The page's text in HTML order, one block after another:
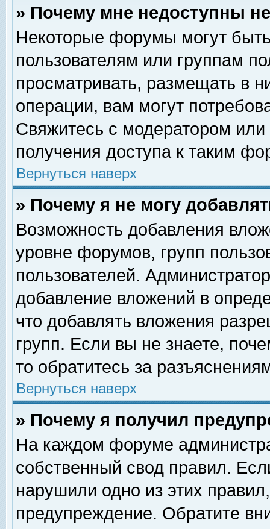
» Почему мне недоступны
Некоторые форумы могут
пользователям или группам
просматривать, размещать в
операции, вам могут
Свяжитесь с модератором
получения доступа к таким
Вернуться наверх
» Почему я не могу
Возможность добавления
уровне форумов, групп
пользователей.
добавление вложений в
что добавлять вложения
групп. Если вы не знаете,
то обратитесь за
Вернуться наверх
» Почему я получил
На каждом форуме
собственный свод правил.
нарушили одно из этих
предупреждение. Обратите